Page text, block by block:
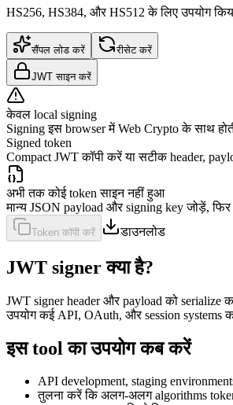
HS256, HS384, और HS512 के लिए उपयोग
सैंपल लोड करें रीसेट करें
JWT साइन करें
केवल local signing
Signing इस browser में Web Crypto के साथ
Signed token
Compact JWT कॉपी करें या सटीक header,
अभी तक कोई token साइन नहीं हुआ
मान्य JSON payload और signing key जोड़ें,
Token कॉपी करें डाउनलोड
JWT signer क्या है?
JWT signer header और payload को serialize
उपयोग कई API, OAuth, और session systems
इस tool का उपयोग कब करें
API development, staging
तुलना करें कि अलग-अलग algorithms